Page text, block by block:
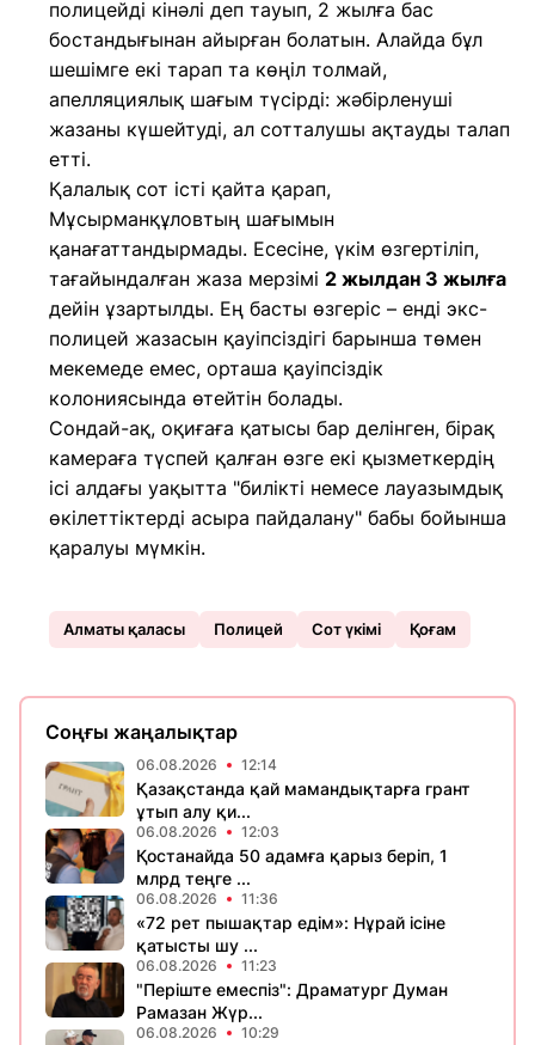
полицейді кінәлі деп тауып, 2 жылға бас
бостандығынан айырған болатын. Алайда бұл
шешімге екі тарап та көңіл толмай,
апелляциялық шағым түсірді: жәбірленуші
жазаны күшейтуді, ал сотталушы ақтауды талап
етті.
Қалалық сот істі қайта қарап,
Мұсырманқұловтың шағымын
қанағаттандырмады. Есесіне, үкім өзгертіліп,
тағайындалған жаза мерзімі 2 жылдан 3 жылға
дейін ұзартылды. Ең басты өзгеріс – енді экс-
полицей жазасын қауіпсіздігі барынша төмен
мекемеде емес, орташа қауіпсіздік
колониясында өтейтін болады.
Сондай-ақ, оқиғаға қатысы бар делінген, бірақ
камераға түспей қалған өзге екі қызметкердің
ісі алдағы уақытта "билікті немесе лауазымдық
өкілеттіктерді асыра пайдалану" бабы бойынша
қаралуы мүмкін.
Алматы қаласы Полицей Сот үкімі Қоғам
Соңғы жаңалықтар
06.08.2026 12:14
Қазақстанда қай мамандықтарға грант
ұтып алу қи...
06.08.2026 12:03
Қостанайда 50 адамға қарыз беріп, 1
млрд теңге ...
06.08.2026 11:36
«72 рет пышақтар едім»: Нұрай ісіне
қатысты шу ...
06.08.2026 11:23
​"Періште емеспіз": Драматург Думан
Рамазан Жүр...
06.08.2026 10:29